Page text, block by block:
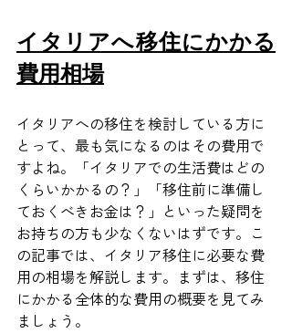
イタリアへ移住にかかる
費用相場
イタリアへの移住を検討している方に
とって、最も気になるのはその費用で
すよね。「イタリアでの生活費はどの
くらいかかるの？」「移住前に準備し
ておくべきお金は？」といった疑問を
お持ちの方も少なくないはずです。こ
の記事では、イタリア移住に必要な費
用の相場を解説します。まずは、移住
にかかる全体的な費用の概要を見てみ
ましょう。